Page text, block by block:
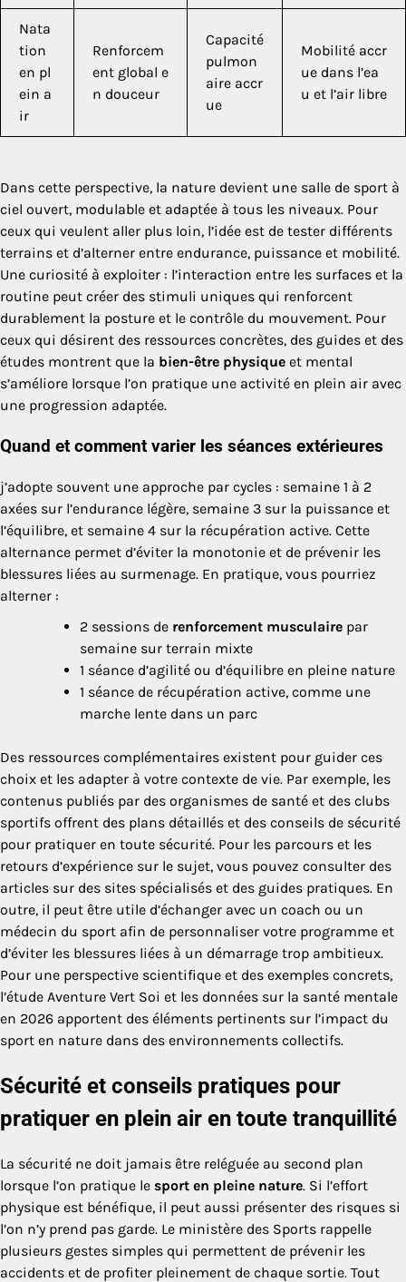
Nata
tion
en pl
ein a
ir
Renforcem
ent global e
n douceur
Capacité
pulmon
aire accr
ue
Mobilité accr
ue dans l’ea
u et l’air libre
Dans cette perspective, la nature devient une salle de sport à
ciel ouvert, modulable et adaptée à tous les niveaux. Pour
ceux qui veulent aller plus loin, l’idée est de tester différents
terrains et d’alterner entre endurance, puissance et mobilité.
Une curiosité à exploiter : l’interaction entre les surfaces et la
routine peut créer des stimuli uniques qui renforcent
durablement la posture et le contrôle du mouvement. Pour
ceux qui désirent des ressources concrètes, des guides et des
études montrent que la bien-être physique et mental
s’améliore lorsque l’on pratique une activité en plein air avec
une progression adaptée.
Quand et comment varier les séances extérieures
j’adopte souvent une approche par cycles : semaine 1 à 2
axées sur l’endurance légère, semaine 3 sur la puissance et
l’équilibre, et semaine 4 sur la récupération active. Cette
alternance permet d’éviter la monotonie et de prévenir les
blessures liées au surmenage. En pratique, vous pourriez
alterner :
2 sessions de renforcement musculaire par
semaine sur terrain mixte
1 séance d’agilité ou d’équilibre en pleine nature
1 séance de récupération active, comme une
marche lente dans un parc
Des ressources complémentaires existent pour guider ces
choix et les adapter à votre contexte de vie. Par exemple, les
contenus publiés par des organismes de santé et des clubs
sportifs offrent des plans détaillés et des conseils de sécurité
pour pratiquer en toute sécurité. Pour les parcours et les
retours d’expérience sur le sujet, vous pouvez consulter des
articles sur des sites spécialisés et des guides pratiques. En
outre, il peut être utile d’échanger avec un coach ou un
médecin du sport afin de personnaliser votre programme et
d’éviter les blessures liées à un démarrage trop ambitieux.
Pour une perspective scientifique et des exemples concrets,
l’étude Aventure Vert Soi et les données sur la santé mentale
en 2026 apportent des éléments pertinents sur l’impact du
sport en nature dans des environnements collectifs.
Sécurité et conseils pratiques pour
pratiquer en plein air en toute tranquillité
La sécurité ne doit jamais être reléguée au second plan
lorsque l’on pratique le sport en pleine nature. Si l’effort
physique est bénéfique, il peut aussi présenter des risques si
l’on n’y prend pas garde. Le ministère des Sports rappelle
plusieurs gestes simples qui permettent de prévenir les
accidents et de profiter pleinement de chaque sortie. Tout